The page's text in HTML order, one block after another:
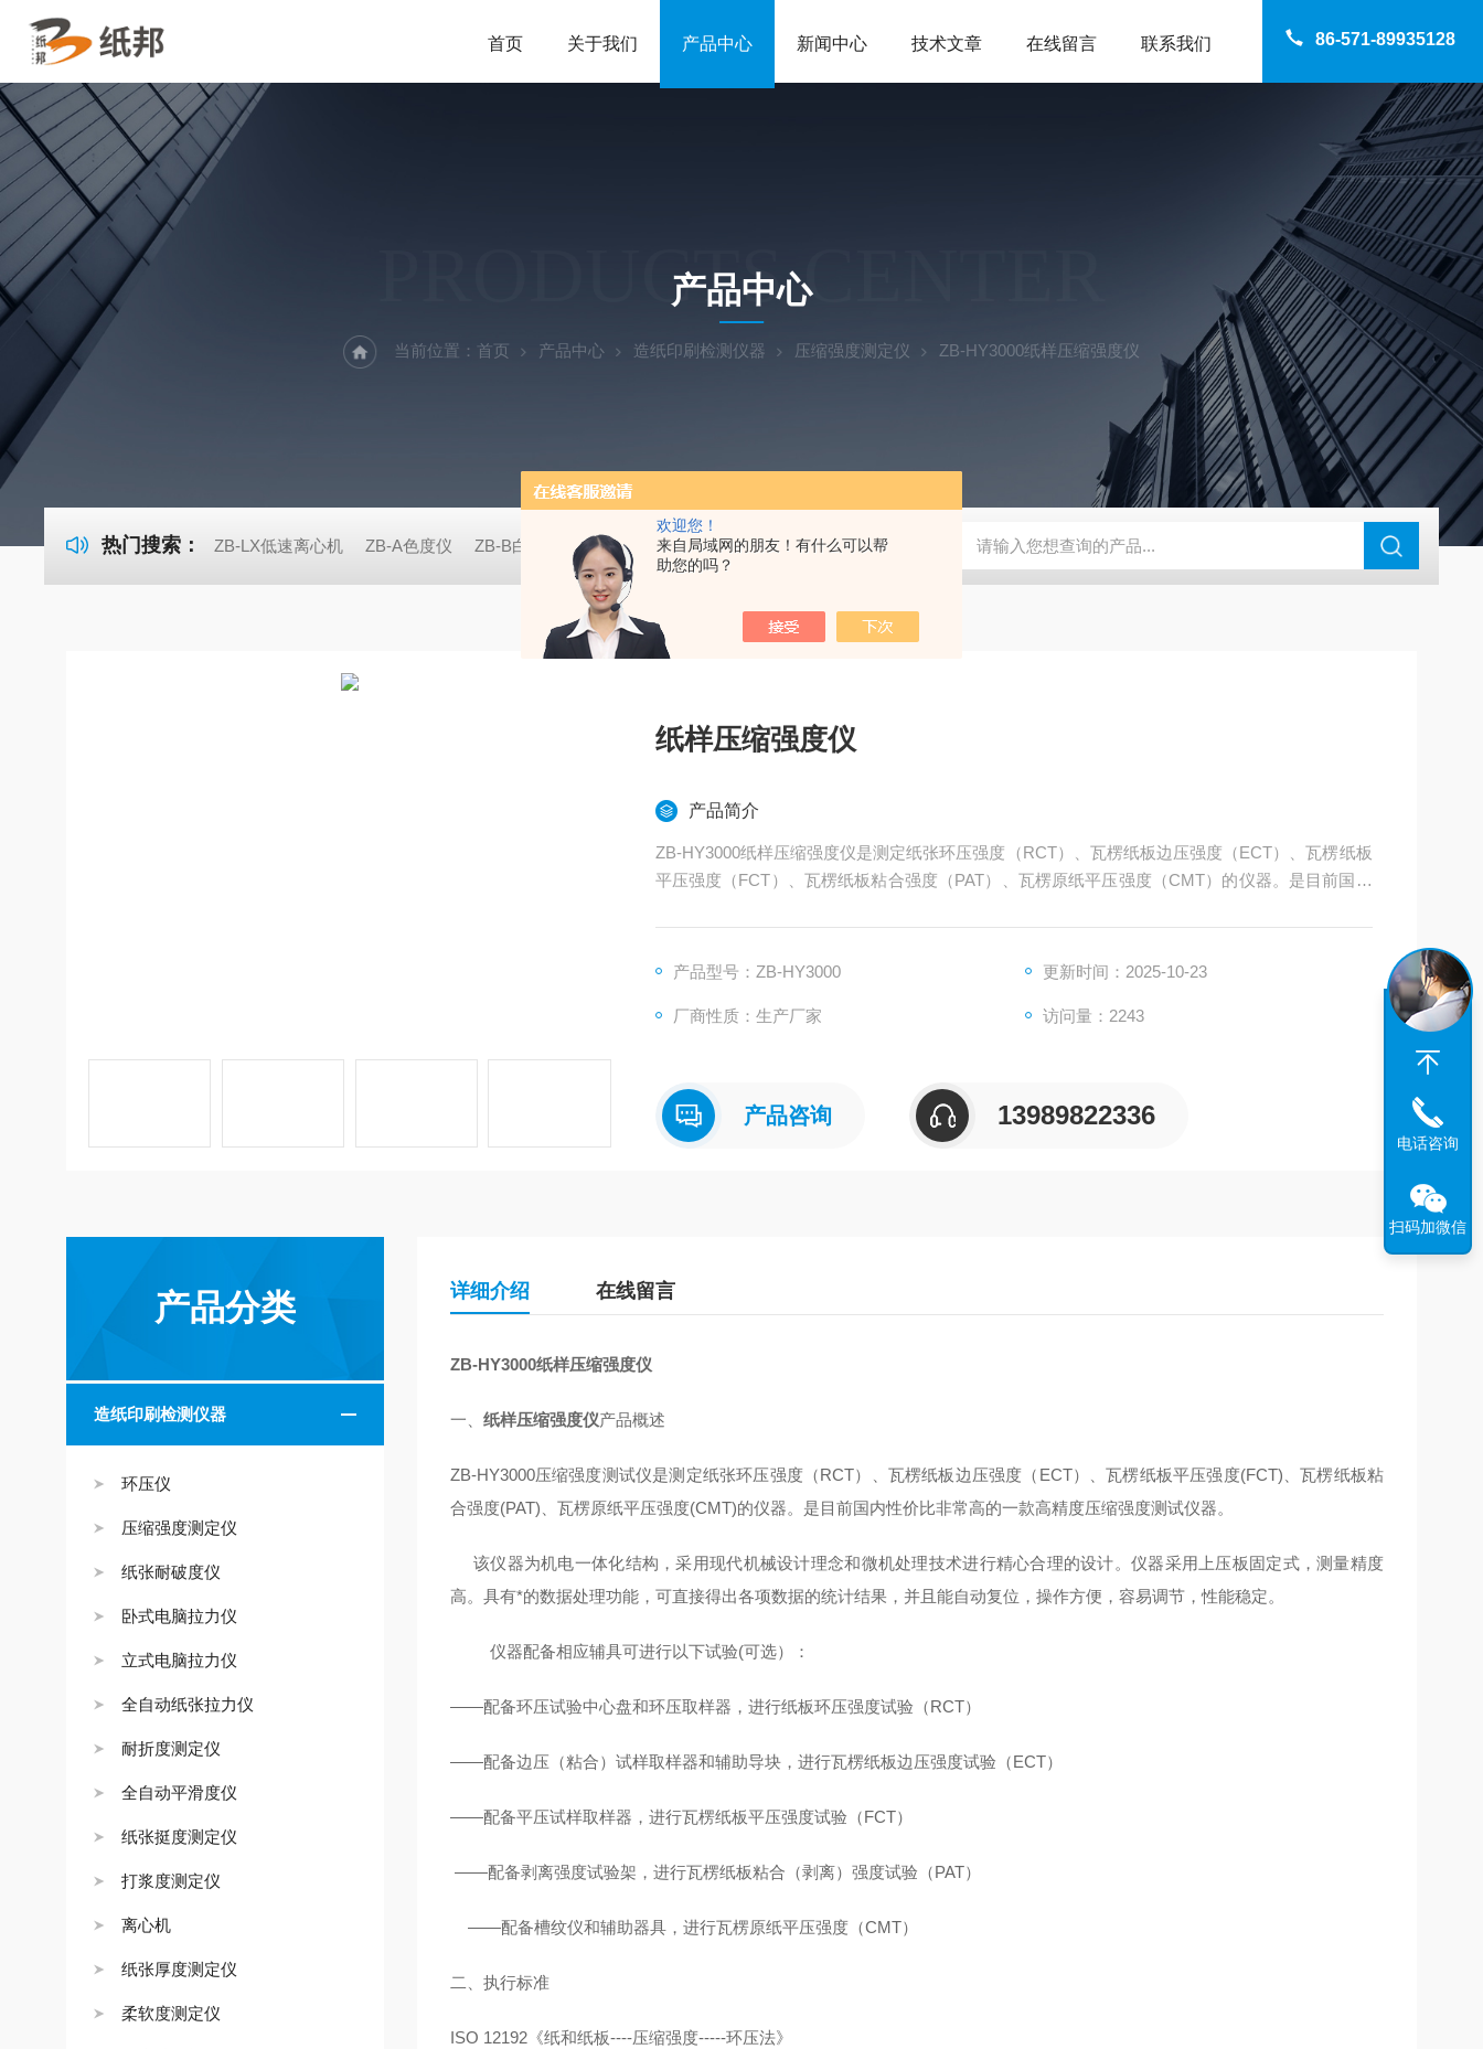
欢迎您！
来自局域网的朋友！有什么可以帮
助您的吗？
86-571-89935128
首页 关于我们 产品中心 新闻中心 技术文章 在线留言 联系我们
PRODUCTS CENTER
产品中心
当前位置： 首页 产品中心 造纸印刷检测仪器 压缩强度测定仪 ZB-HY3000纸样压缩强度仪
热门搜索： ZB-LX低速离心机 ZB-A色度仪 ZB-B白度仪 ZB-HY3000压缩强度测试仪 ZB-NPY1600/5600耐破度仪 ZB-BK10A全自动平滑度测定仪 ZB-YSJ5000瓦楞芯平压强
纸样压缩强度仪
产品简介
ZB-HY3000纸样压缩强度仪是测定纸张环压强度（RCT）、瓦楞纸板边压强度（ECT）、瓦楞纸板
平压强度（FCT）、瓦楞纸板粘合强度（PAT）、瓦楞原纸平压强度（CMT）的仪器。是目前国内
产品型号：ZB-HY3000 更新时间：2025-10-23
厂商性质：生产厂家 访问量：2243
产品咨询 13989822336
产品分类
造纸印刷检测仪器
环压仪
压缩强度测定仪
纸张耐破度仪
卧式电脑拉力仪
立式电脑拉力仪
全自动纸张拉力仪
耐折度测定仪
全自动平滑度仪
纸张挺度测定仪
打浆度测定仪
离心机
纸张厚度测定仪
柔软度测定仪
详细介绍 在线留言
ZB-HY3000纸样压缩强度仪
一、 纸样压缩强度仪产品概述
ZB-HY3000压缩强度测试仪是测定纸张环压强度（RCT）、瓦楞纸板边压强度（ECT）、瓦楞纸板平压强度(FCT)、瓦楞纸板粘
合强度(PAT)、瓦楞原纸平压强度(CMT)的仪器。是目前国内性价比非常高的一款高精度压缩强度测试仪器。
该仪器为机电一体化结构，采用现代机械设计理念和微机处理技术进行精心合理的设计。仪器采用上压板固定式，测量精度
高。具有*的数据处理功能，可直接得出各项数据的统计结果，并且能自动复位，操作方便，容易调节，性能稳定。
仪器配备相应辅具可进行以下试验(可选）：
——配备环压试验中心盘和环压取样器，进行纸板环压强度试验（RCT）
——配备边压（粘合）试样取样器和辅助导块，进行瓦楞纸板边压强度试验（ECT）
——配备平压试样取样器，进行瓦楞纸板平压强度试验（FCT）
——配备剥离强度试验架，进行瓦楞纸板粘合（剥离）强度试验（PAT）
——配备槽纹仪和辅助器具，进行瓦楞原纸平压强度（CMT）
二、 执行标准
ISO 12192《纸和纸板----压缩强度-----环压法》
电话咨询
扫码加微信